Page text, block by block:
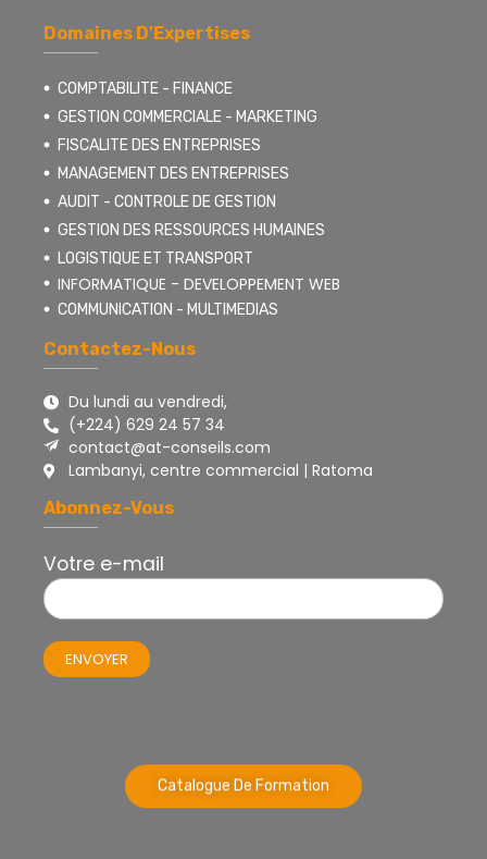
Domaines D'Expertises
COMPTABILITE - FINANCE
GESTION COMMERCIALE - MARKETING
FISCALITE DES ENTREPRISES
MANAGEMENT DES ENTREPRISES
AUDIT - CONTROLE DE GESTION
GESTION DES RESSOURCES HUMAINES
LOGISTIQUE ET TRANSPORT
INFORMATIQUE - DEVELOPPEMENT WEB
COMMUNICATION - MULTIMEDIAS
Contactez-Nous
Du lundi au vendredi,
(+224) 629 24 57 34
contact@at-conseils.com
Lambanyi, centre commercial | Ratoma
Abonnez-Vous
Votre e-mail
Catalogue De Formation